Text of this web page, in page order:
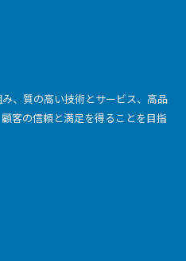
、質の高い技術とサービス、高品
客の信頼と満足を得ることを目指